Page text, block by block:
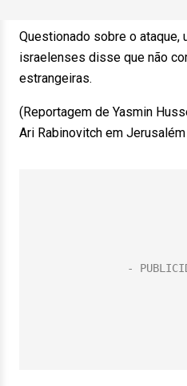
Questionado sobre o
israelenses disse que não
estrangeiras.
(Reportagem de Yasmin
Ari Rabinovitch em